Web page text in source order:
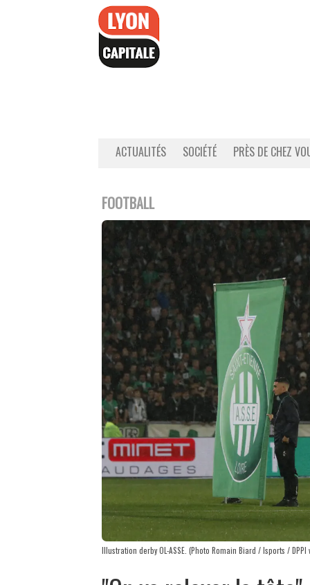
ACTUALITÉS SOCIÉTÉ PRÈS DE CHEZ
FOOTBALL
Illustration derby OL-ASSE. (Photo Romain Biard / Isports / DPPI